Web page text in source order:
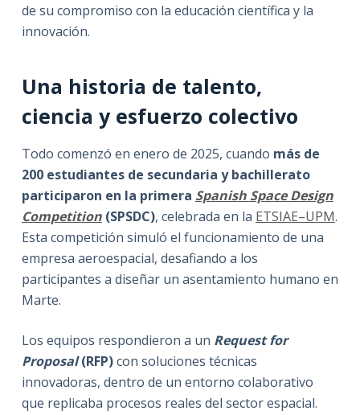
de su compromiso con la educación científica y la
innovación.
Una historia de talento,
ciencia y esfuerzo colectivo
Todo comenzó en enero de 2025, cuando más de
200 estudiantes de secundaria y bachillerato
participaron en la primera Spanish Space Design
Competition(SPSDC), celebrada en la ETSIAE–UPM.
Esta competición simuló el funcionamiento de una
empresa aeroespacial, desafiando a los
participantes a diseñar un asentamiento humano en
Marte.
Los equipos respondieron a un Request for
Proposal(RFP)con soluciones técnicas
innovadoras, dentro de un entorno colaborativo
que replicaba procesos reales del sector espacial.